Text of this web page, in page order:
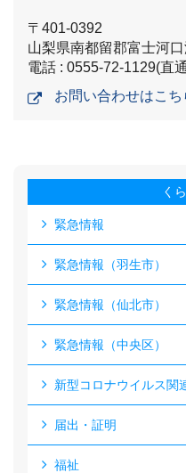
〒401-0392
山梨県南都留郡富士河
電話 : 0555-72-1129(直
お問い合わせはこち
く
緊急情報
緊急情報（羽生市）
緊急情報（仙北市）
緊急情報（中央区）
新型コロナウイルス関
届出・証明
福祉